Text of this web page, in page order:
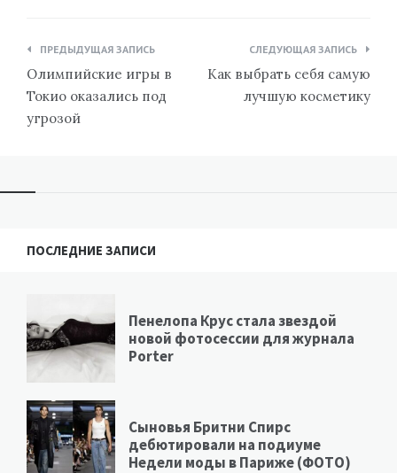
Навигация
по
записям
ПРЕДЫДУЩАЯ ЗАПИСЬ
Олимпийские игры в
Токио оказались под
угрозой
СЛЕДУЮЩАЯ ЗАПИСЬ
Как выбрать себя самую
лучшую косметику
ПОСЛЕДНИЕ ЗАПИСИ
Пенелопа Крус стала звездой
новой фотосессии для журнала
Porter
Сыновья Бритни Спирс
дебютировали на подиуме
Недели моды в Париже (ФОТО)